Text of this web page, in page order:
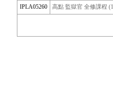
IPLA05260 高點 監獄官 全修課程